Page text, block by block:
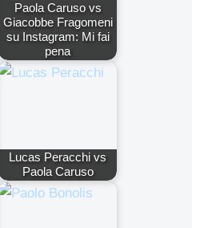
Paola Caruso vs
Giacobbe Fragomeni
su Instagram: Mi fai
pena
Lucas Peracchi vs
Paola Caruso